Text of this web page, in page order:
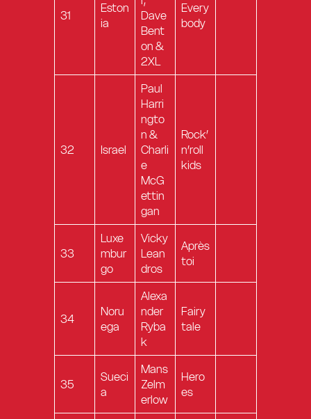
31
Eston
ia
Dave
Bent
on &
2XL
Every
body
32 Israel
Paul
Harri
ngto
n &
Charli
e
McG
ettin
gan
Rock’
n’roll
kids
33
Luxe
mbur
go
Vicky
Lean
dros
Après
toi
34
Noru
ega
Alexa
nder
Ryba
k
Fairy
tale
35
Sueci
a
Mans
Zelm
erlow
Hero
es